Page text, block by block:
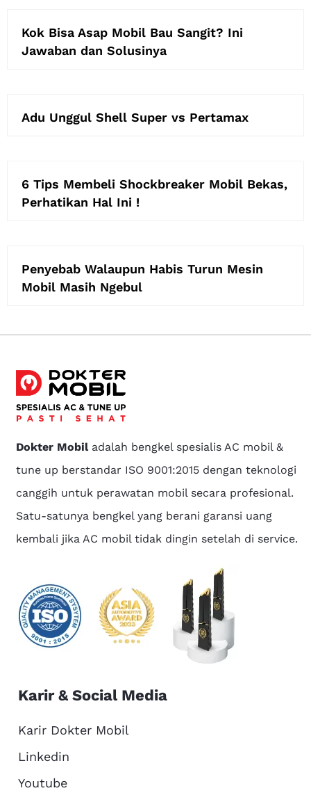
Kok Bisa Asap Mobil Bau Sangit? Ini
Jawaban dan Solusinya
Adu Unggul Shell Super vs Pertamax
6 Tips Membeli Shockbreaker Mobil Bekas,
Perhatikan Hal Ini !
Penyebab Walaupun Habis Turun Mesin
Mobil Masih Ngebul
Dokter Mobiladalah bengkel spesialis AC mobil &
tune up berstandar ISO 9001:2015 dengan teknologi
canggih untuk perawatan mobil secara profesional.
Satu-satunya bengkel yang berani garansi uang
kembali jika AC mobil tidak dingin setelah di service.
Karir & Social Media
Karir Dokter Mobil
Linkedin
Youtube